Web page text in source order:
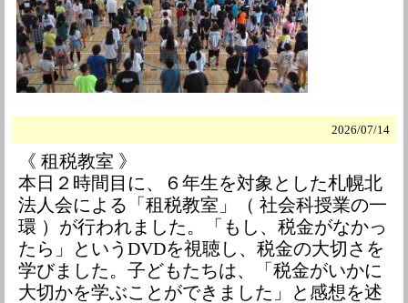
2026/07/14
《 租税教室 》
本日２時間目に、６年生を対象とした札幌北
法人会による「租税教室」（ 社会科授業の一
環 ）が行われました。「もし、税金がなかっ
たら」というDVDを視聴し、税金の大切さを
学びました。子どもたちは、「税金がいかに
大切かを学ぶことができました」と感想を述